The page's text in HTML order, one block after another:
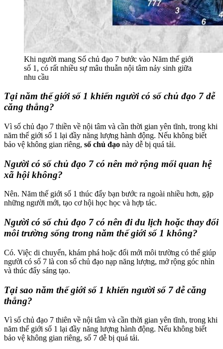
Khi người mang Số chủ đạo 7 bước vào Năm thế giới
số 1, có rất nhiều sự mâu thuẫn nội tâm nảy sinh giữa
nhu cầu
Tại năm thế giới số 1 khiến người có số chủ đạo 7 dễ
căng thẳng?
Vì số chủ đạo 7 thiền về nội tâm và cần thời gian yên tĩnh, trong khi
năm thế giới số 1 lại đầy năng lượng hành động. Nếu không biết
bảo vệ không gian riêng, số chủ đạo này dễ bị quá tải.
Người có số chủ đạo 7 có nên mở rộng mối quan hệ
xã hội không?
Nên. Năm thế giới số 1 thúc đẩy bạn bước ra ngoài nhiều hơn, gặp
những người mới, tạo cơ hội học học và hợp tác.
Người có số chủ đạo 7 có nên đi du lịch hoặc thay đổi
môi trường sống trong năm thế giới số 1 không?
Có. Việc di chuyển, khám phá hoặc đổi mới môi trường có thể giúp
người có số 7 là con số chủ đạo nạp năng lượng, mở rộng góc nhìn
và thúc đẩy sáng tạo.
Tại sao năm thế giới số 1 khiến người số 7 dễ căng
thẳng?
Vì số chủ đạo 7 thiên về nội tâm và cần thời gian yên tĩnh, trong khi
năm thế giới số 1 lại đầy năng lượng hành động. Nếu không biết
bảo vệ không gian riêng, số 7 dễ bị quá tải.